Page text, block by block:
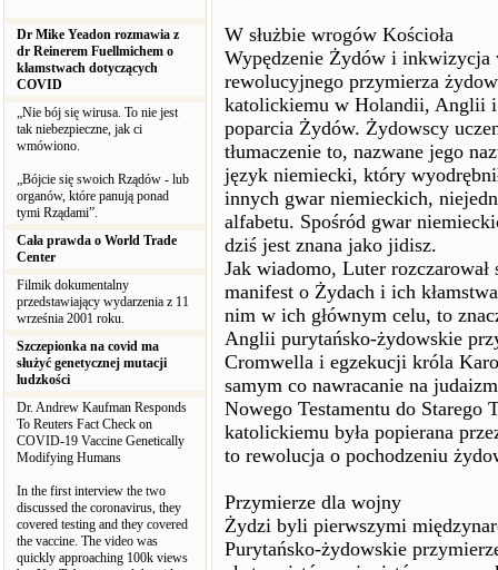
Dr Mike Yeadon rozmawia z
dr Reinerem Fuellmichem o
kłamstwach dotyczących
COVID
„Nie bój się wirusa. To nie jest
tak niebezpieczne, jak ci
wmówiono.
„Bójcie się swoich Rządów - lub
organów, które panują ponad
tymi Rządami”.
Cała prawda o World Trade
Center
Filmik dokumentalny
przedstawiający wydarzenia z 11
września 2001 roku.
Szczepionka na covid ma
służyć genetycznej mutacji
ludzkości
Dr. Andrew Kaufman Responds
To Reuters Fact Check on
COVID-19 Vaccine Genetically
Modifying Humans
In the first interview the two
discussed the coronavirus, they
covered testing and they covered
the vaccine. The video was
quickly approaching 100k views
W służbie wrogów Kościoła
Wypędzenie Żydów i inkwizycja
rewolucyjnego przymierza
katolickiemu w Holandii, Anglii i
poparcia Żydów. Żydowscy
tłumaczenie to, nazwane jego
język niemiecki, który
innych gwar niemieckich,
alfabetu. Spośród gwar
dziś jest znana jako jidisz.
Jak wiadomo, Luter
manifest o Żydach i ich
nim w ich głównym celu, to
Anglii purytańsko-żydowskie
Cromwella i egzekucji króla
samym co nawracanie na
Nowego Testamentu do Starego
katolickiemu była popierana
to rewolucja o pochodzeniu
Przymierze dla wojny
Żydzi byli pierwszymi
Purytańsko-żydowskie